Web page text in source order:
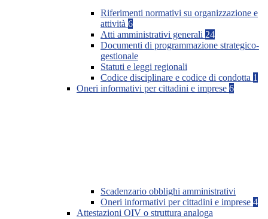
Riferimenti normativi su organizzazione e
attività 6
Atti amministrativi generali 24
Documenti di programmazione strategico-
gestionale
Statuti e leggi regionali
Codice disciplinare e codice di condotta 1
Oneri informativi per cittadini e imprese 6
Scadenzario obblighi amministrativi
Oneri informativi per cittadini e imprese 4
Attestazioni OIV o struttura analoga